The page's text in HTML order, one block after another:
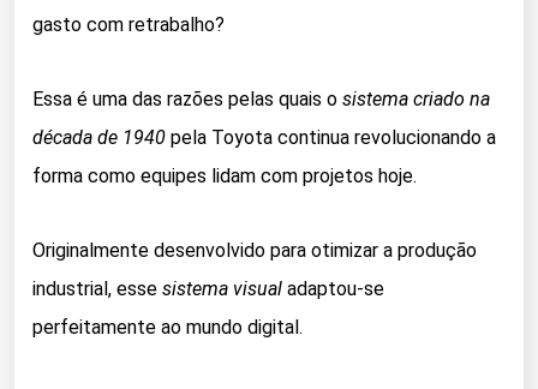
gasto com retrabalho?
Essa é uma das razões pelas quais o sistema criado na
década de 1940 pela Toyota continua revolucionando a
forma como equipes lidam com projetos hoje.
Originalmente desenvolvido para otimizar a produção
industrial, esse sistema visual adaptou-se
perfeitamente ao mundo digital.